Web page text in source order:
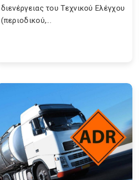
διενέργειας του Τεχνικού Ελέγχου
(περιοδικού,...